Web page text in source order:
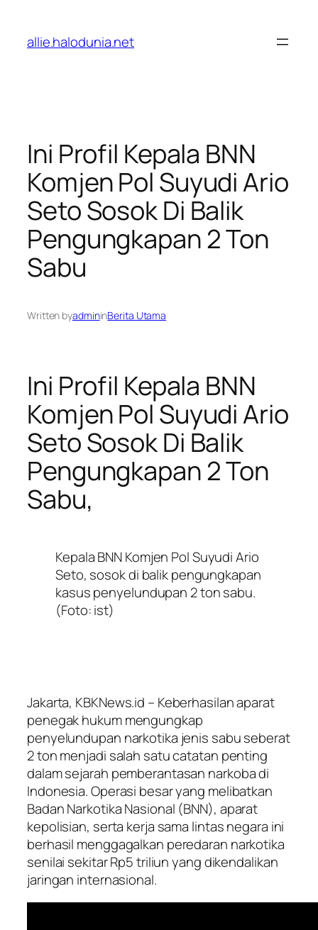
konten
allie.halodunia.net
Ini Profil Kepala BNN
Komjen Pol Suyudi Ario
Seto Sosok Di Balik
Pengungkapan 2 Ton
Sabu
Written byadmininBerita Utama
Ini Profil Kepala BNN
Komjen Pol Suyudi Ario
Seto Sosok Di Balik
Pengungkapan 2 Ton
Sabu,
Kepala BNN Komjen Pol Suyudi Ario
Seto, sosok di balik pengungkapan
kasus penyelundupan 2 ton sabu.
(Foto: ist)
Jakarta, KBKNews.id – Keberhasilan aparat
penegak hukum mengungkap
penyelundupan narkotika jenis sabu seberat
2 ton menjadi salah satu catatan penting
dalam sejarah pemberantasan narkoba di
Indonesia. Operasi besar yang melibatkan
Badan Narkotika Nasional (BNN), aparat
kepolisian, serta kerja sama lintas negara ini
berhasil menggagalkan peredaran narkotika
senilai sekitar Rp5 triliun yang dikendalikan
jaringan internasional.